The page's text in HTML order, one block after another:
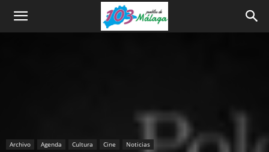
Archivo Agenda Cultura Cine Noticias